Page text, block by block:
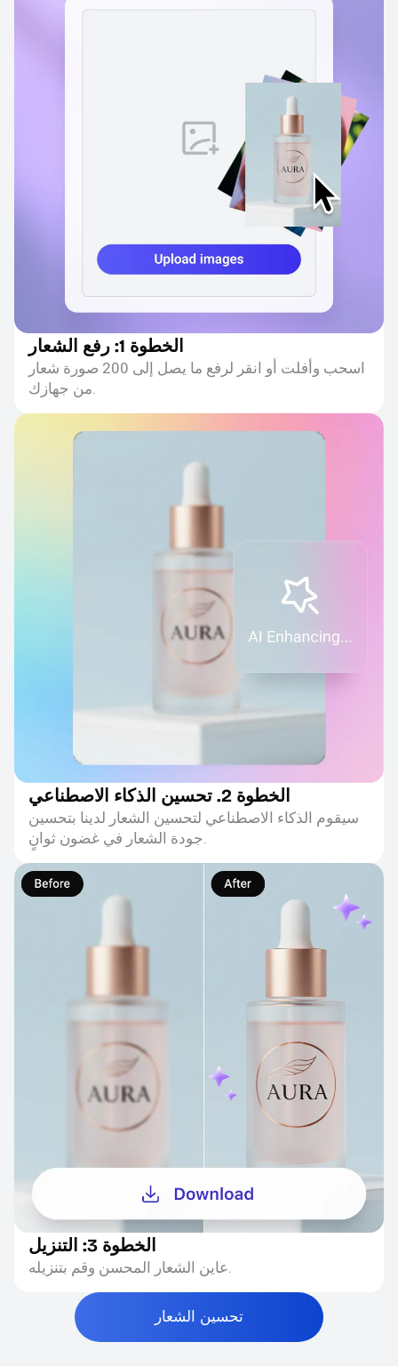
الخطوة 1: رفع الشعار
اسحب وأفلت أو انقر لرفع ما يصل إلى 200 صورة شعار
من جهازك.
الخطوة 2. تحسين الذكاء الاصطناعي
سيقوم الذكاء الاصطناعي لتحسين الشعار لدينا بتحسين
جودة الشعار في غضون ثوانٍ.
الخطوة 3: التنزيل
عاين الشعار المحسن وقم بتنزيله.
تحسين الشعار